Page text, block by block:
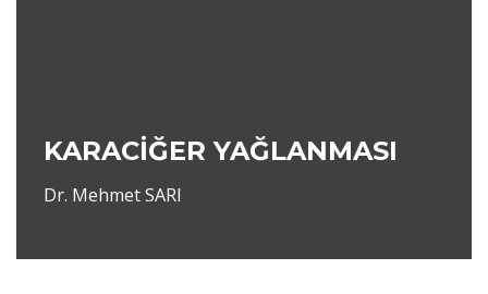
KARACİĞER YAĞLANMASI
Dr. Mehmet SARI